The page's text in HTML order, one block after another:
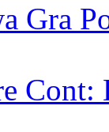
Gra
Cont: